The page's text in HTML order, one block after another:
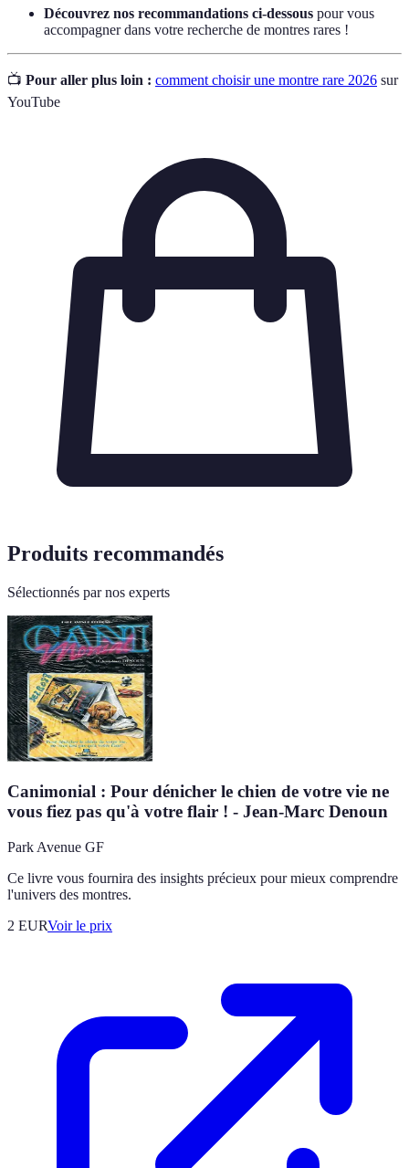
Découvrez nos recommandations ci-dessous pour vous
accompagner dans votre recherche de montres rares !
📺 Pour aller plus loin : comment choisir une montre rare 2026 sur
YouTube
Produits recommandés
Sélectionnés par nos experts
Canimonial : Pour dénicher le chien de votre vie ne
vous fiez pas qu'à votre flair ! - Jean-Marc Denoun
Park Avenue GF
Ce livre vous fournira des insights précieux pour mieux comprendre
l'univers des montres.
2 EURVoir le prix